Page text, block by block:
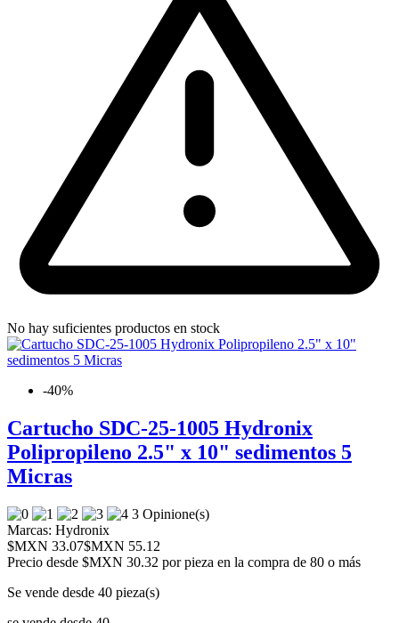
No hay suficientes productos en stock
-40%
Cartucho SDC-25-1005 Hydronix
Polipropileno 2.5" x 10" sedimentos 5
Micras
3 Opinione(s)
Marcas: Hydronix
$MXN 33.07$MXN 55.12
Precio desde $MXN 30.32 por pieza en la compra de 80 o más
Se vende desde 40 pieza(s)